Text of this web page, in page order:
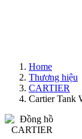
Home
Thương hiệu
CARTIER
Cartier Tank